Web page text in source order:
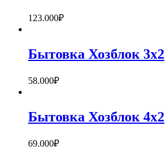
123.000₽
Бытовка Хозблок 3х2
58.000₽
Бытовка Хозблок 4х2
69.000₽